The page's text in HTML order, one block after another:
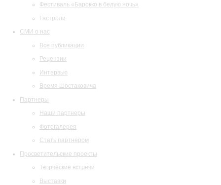
Фестиваль «Барокко в белую ночь»
Гастроли
СМИ о нас
Все публикации
Рецензии
Интервью
Время Шостаковича
Партнеры
Наши партнеры
Фотогалерея
Стать партнером
Просветительские проекты
Творческие встречи
Выставки